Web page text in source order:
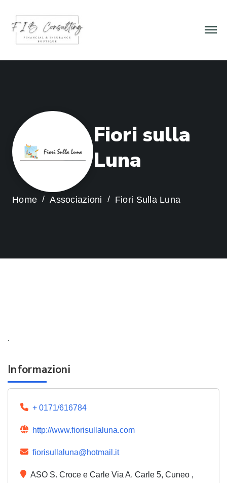
Fiori sulla
Luna
Home Associazioni Fiori Sulla Luna
.
Informazioni
+ 0171/616784
http://www.fiorisullaluna.com
fiorisullaluna@hotmail.it
ASO S. Croce e Carle Via A. Carle 5, Cuneo ,